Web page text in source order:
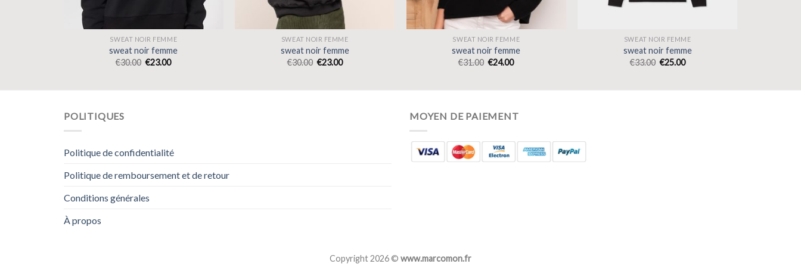
SWEAT NOIR FEMME
sweat noir femme
€30.00 €23.00
SWEAT NOIR FEMME
sweat noir femme
€30.00 €23.00
SWEAT NOIR FEMME
sweat noir femme
€31.00 €24.00
SWEAT NOIR FEMME
sweat noir femme
€33.00 €25.00
POLITIQUES
Politique de confidentialité
Politique de remboursement et de retour
Conditions générales
À propos
MOYEN DE PAIEMENT
Copyright 2026 © www.marcomon.fr